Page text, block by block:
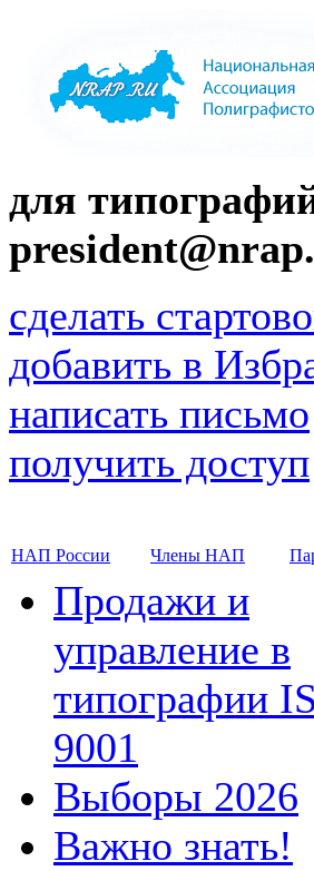
для
сделать
добавить в
написать письмо
получить доступ
НАП России Члены НАП
Продажи и
управление в
типографии
9001
Выборы 2026
Важно знать!